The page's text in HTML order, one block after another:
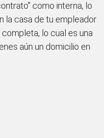
como interna, lo
la casa de tu empleador
lo cual es una
aún un domicilio en